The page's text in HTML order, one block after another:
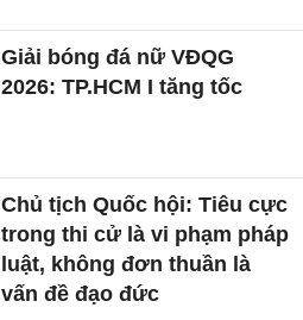
Giải bóng đá nữ VĐQG
2026: TP.HCM I tăng tốc
Chủ tịch Quốc hội: Tiêu cực
trong thi cử là vi phạm pháp
luật, không đơn thuần là
vấn đề đạo đức